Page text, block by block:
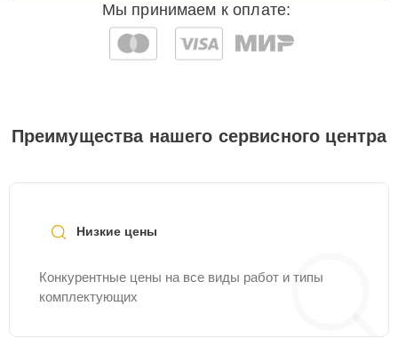
Мы принимаем к оплате:
Преимущества нашего сервисного центра
Низкие цены
Конкурентные цены на все виды работ и типы
комплектующих